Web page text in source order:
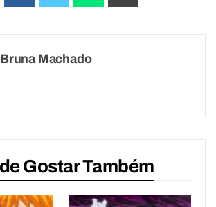
Bruna Machado
Gostar Também